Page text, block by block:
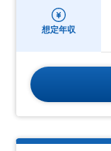
想定年収